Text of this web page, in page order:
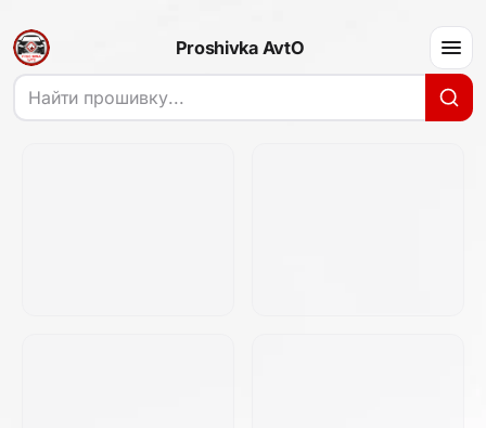
Proshivka AvtO